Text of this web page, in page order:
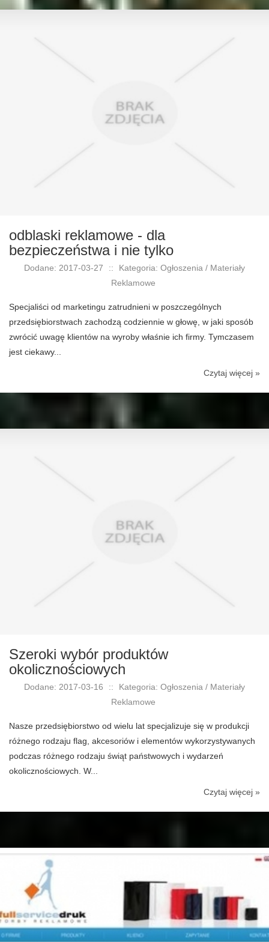
odblaski reklamowe - dla
bezpieczeństwa i nie tylko
Dodane: 2017-03-27 ::
Kategoria: Ogłoszenia / Materiały
Reklamowe
Specjaliści od marketingu zatrudnieni w poszczególnych
przedsiębiorstwach zachodzą codziennie w głowę, w jaki sposób
zwrócić uwagę klientów na wyroby właśnie ich firmy. Tymczasem
jest ciekawy...
Czytaj więcej »
Szeroki wybór produktów
okolicznościowych
Dodane: 2017-03-16 ::
Kategoria: Ogłoszenia / Materiały
Reklamowe
Nasze przedsiębiorstwo od wielu lat specjalizuje się w produkcji
różnego rodzaju flag, akcesoriów i elementów wykorzystywanych
podczas różnego rodzaju świąt państwowych i wydarzeń
okolicznościowych. W...
Czytaj więcej »